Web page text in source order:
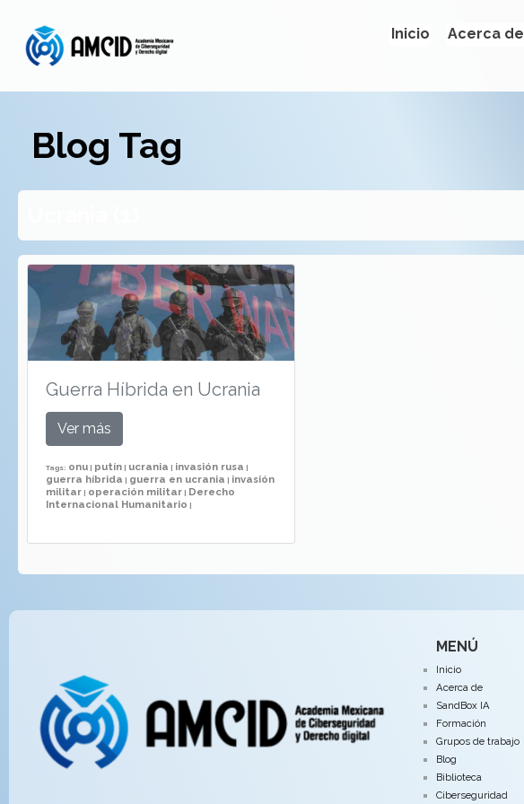
Inicio Acerca de
Blog Tag
Guerra Híbrida en Ucrania
Ver más
Tags: onu | putín | ucrania | invasión rusa |
guerra híbrida | guerra en ucrania | invasión
militar | operación militar | Derecho
Internacional Humanitario |
MENÚ
Inicio
Acerca de
SandBox IA
Formación
Grupos de trabajo
Blog
Biblioteca
Ciberseguridad